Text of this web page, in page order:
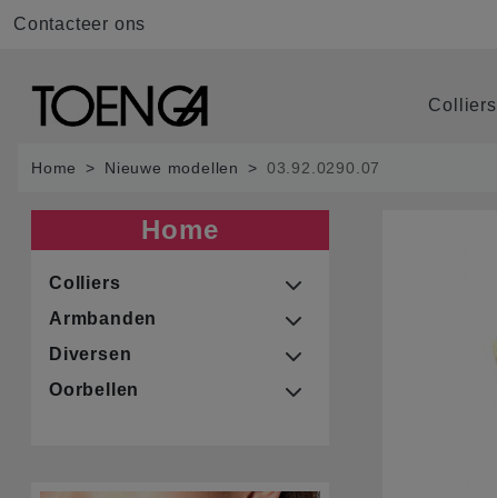
Contacteer ons
Colliers
Home Nieuwe modellen 03.92.0290.07
Home
Colliers
Armbanden
Diversen
Oorbellen